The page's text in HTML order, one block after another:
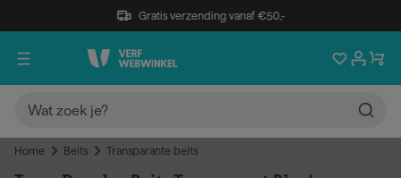
Gratis verzending vanaf €50,-
Home Beits Transparante beits